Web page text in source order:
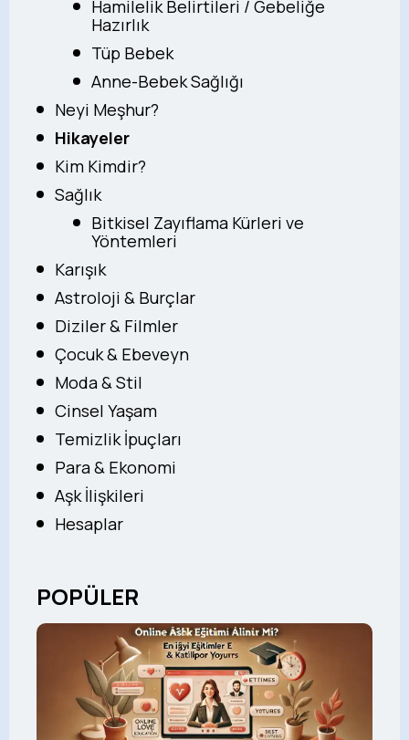
Hamilelik Belirtileri / Gebeliğe
Hazırlık
Tüp Bebek
Anne-Bebek Sağlığı
Neyi Meşhur?
Hikayeler
Kim Kimdir?
Sağlık
Bitkisel Zayıflama Kürleri ve
Yöntemleri
Karışık
Astroloji & Burçlar
Diziler & Filmler
Çocuk & Ebeveyn
Moda & Stil
Cinsel Yaşam
Temizlik İpuçları
Para & Ekonomi
Aşk İlişkileri
Hesaplar
POPÜLER